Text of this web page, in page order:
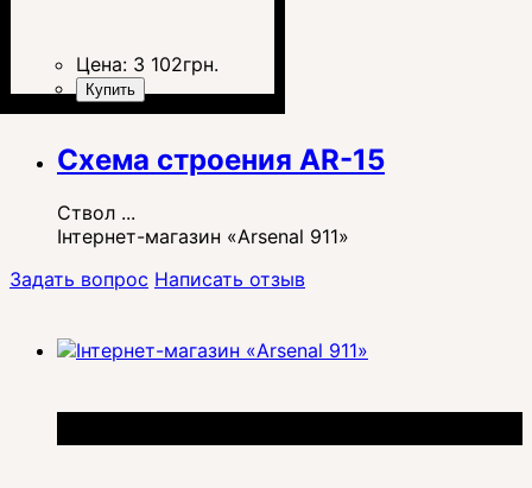
Цена: 3 102грн.
Купить
Схема строения AR-15
Ствол ...
Інтернет-магазин «Arsenal 911»
Задать вопрос Написать отзыв